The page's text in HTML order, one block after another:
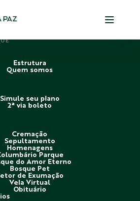
Estrutura
Quem somos
Simule seu plano
2ª via boleto
Cremação
Sepultamento
Homenagens
Parque
do Amor Eterno
Bosque Pet
de Exumação
Vela Virtual
Obituário